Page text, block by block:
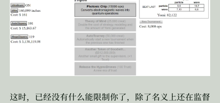
这时，已经没有什么能限制你了，除了名义上还在监督